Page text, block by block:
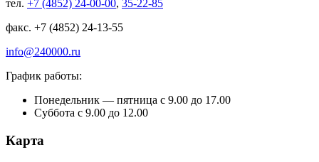
тел. +7 (4852) 24-00-00, 35-22-85
факс. +7 (4852) 24-13-55
info@240000.ru
График работы:
Понедельник — пятница с 9.00 до 17.00
Суббота с 9.00 до 12.00
Карта